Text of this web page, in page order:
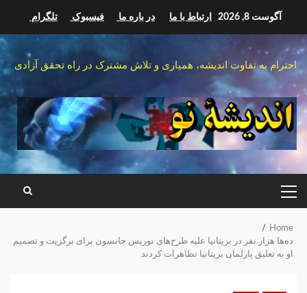
content
آگوست 8, 2026 ارتباط با ما در باره ما فیسبوک تلگرام
احترام به تفاوت اندیشه، همیاری و تلاش مشترک در راه تحقق آزادی
PRIMARY
MENU
Home
ده‌ها هزار نفر در بریتانیا علیه طرح‌های بوریس جانسون برای برگزیت و تصمیم
او به تعلیق پارلمان بریتانیا تظاهرات کردند